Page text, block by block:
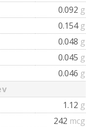
0.092 g
0.154 g
0.048 g
0.045 g
0.046 g
1.12 g
242 mcg